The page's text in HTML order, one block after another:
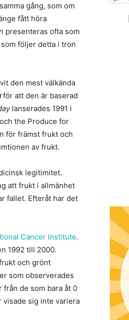
gång, som om
fått höra
presenteras ofta som
följer detta i tron
den mest välkända
att den är baserad
lanserades 1991 i
the Produce for
för främst frukt och
av frukt.
legitimitet.
att frukt i allmänhet
fallet. Efteråt har det
Cancer Institute.
1992 till 2000.
och grönt
som observerades
från de som bara åt 0
visade sig inte variera